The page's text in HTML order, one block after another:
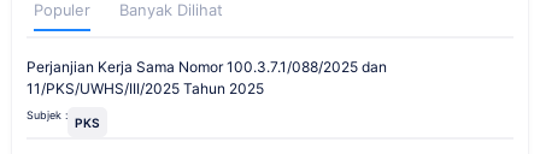
Populer Banyak Dilihat
Perjanjian Kerja Sama Nomor 100.3.7.1/088/2025 dan
11/PKS/UWHS/III/2025 Tahun 2025
Subjek : PKS